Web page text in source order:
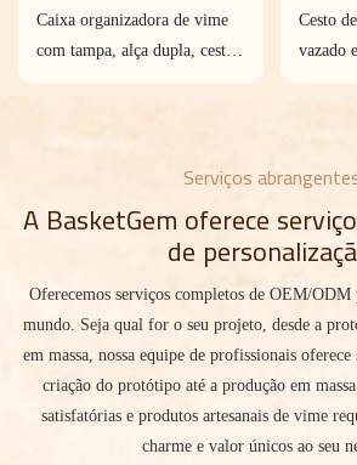
Caixa organizadora de vime
com tampa, alça dupla, cesto
Cesto
vazado
Serviços
A BasketGem oferece
de
Oferecemos serviços completos de OEM/ODM
mundo. Seja qual for o seu projeto, desde a
em massa, nossa equipe de profissionais
criação do protótipo até a produção em
satisfatórias e produtos artesanais de vime
charme e valor únicos ao seu